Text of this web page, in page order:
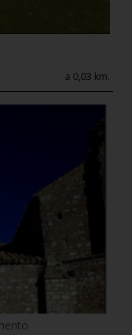
a 0,03 km.